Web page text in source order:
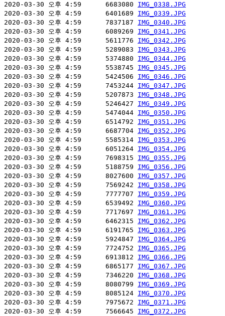
2020-03-30 오후 4:59      6683080 IMG_0338.JPG
2020-03-30 오후 4:59      6401689 IMG_0339.JPG
2020-03-30 오후 4:59      7837187 IMG_0340.JPG
2020-03-30 오후 4:59      6089269 IMG_0341.JPG
2020-03-30 오후 4:59      5611776 IMG_0342.JPG
2020-03-30 오후 4:59      5289083 IMG_0343.JPG
2020-03-30 오후 4:59      5374880 IMG_0344.JPG
2020-03-30 오후 4:59      5538745 IMG_0345.JPG
2020-03-30 오후 4:59      5424506 IMG_0346.JPG
2020-03-30 오후 4:59      7453244 IMG_0347.JPG
2020-03-30 오후 4:59      5207873 IMG_0348.JPG
2020-03-30 오후 4:59      5246427 IMG_0349.JPG
2020-03-30 오후 4:59      5474044 IMG_0350.JPG
2020-03-30 오후 4:59      6514792 IMG_0351.JPG
2020-03-30 오후 4:59      6687704 IMG_0352.JPG
2020-03-30 오후 4:59      5585314 IMG_0353.JPG
2020-03-30 오후 4:59      6051264 IMG_0354.JPG
2020-03-30 오후 4:59      7698315 IMG_0355.JPG
2020-03-30 오후 4:59      5188759 IMG_0356.JPG
2020-03-30 오후 4:59      8027600 IMG_0357.JPG
2020-03-30 오후 4:59      7569242 IMG_0358.JPG
2020-03-30 오후 4:59      7777707 IMG_0359.JPG
2020-03-30 오후 4:59      6539492 IMG_0360.JPG
2020-03-30 오후 4:59      7717697 IMG_0361.JPG
2020-03-30 오후 4:59      6462315 IMG_0362.JPG
2020-03-30 오후 4:59      6191765 IMG_0363.JPG
2020-03-30 오후 4:59      5924847 IMG_0364.JPG
2020-03-30 오후 4:59      7724752 IMG_0365.JPG
2020-03-30 오후 4:59      6913812 IMG_0366.JPG
2020-03-30 오후 4:59      6865177 IMG_0367.JPG
2020-03-30 오후 4:59      7346220 IMG_0368.JPG
2020-03-30 오후 4:59      8080799 IMG_0369.JPG
2020-03-30 오후 4:59      8085124 IMG_0370.JPG
2020-03-30 오후 4:59      7975672 IMG_0371.JPG
2020-03-30 오후 4:59      7566645 IMG_0372.JPG